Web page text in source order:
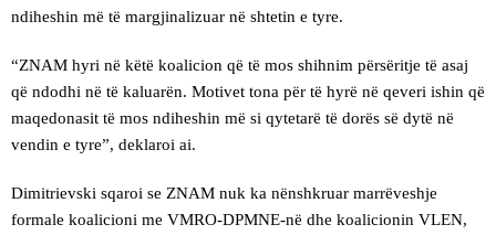
ndiheshin më të margjinalizuar në shtetin e tyre.
“ZNAM hyri në këtë koalicion që të mos shihnim përsëritje të asaj
që ndodhi në të kaluarën. Motivet tona për të hyrë në qeveri ishin që
maqedonasit të mos ndiheshin më si qytetarë të dorës së dytë në
vendin e tyre”, deklaroi ai.
Dimitrievski sqaroi se ZNAM nuk ka nënshkruar marrëveshje
formale koalicioni me VMRO-DPMNE-në dhe koalicionin VLEN,